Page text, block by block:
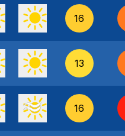
16
13
16